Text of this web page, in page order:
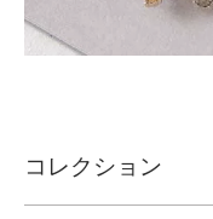
コレクション